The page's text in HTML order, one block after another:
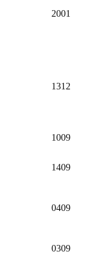
2001
1312
1009
1409
0409
0309